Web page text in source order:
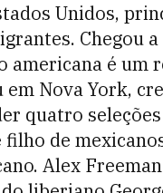
Unidos,
Chegou
americana é um
em Nova York,
quatro
filho de
Alex